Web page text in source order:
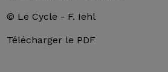
© Le Cycle - F. Iehl
Télécharger le PDF